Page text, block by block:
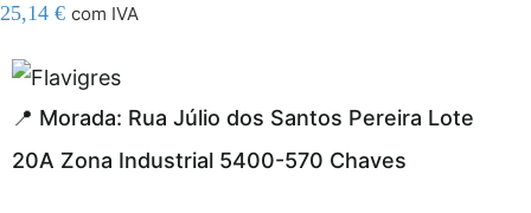
25,14 € com IVA
resmi adresi
📍 Morada: Rua Júlio dos Santos Pereira Lote
20A Zona Industrial 5400-570 Chaves